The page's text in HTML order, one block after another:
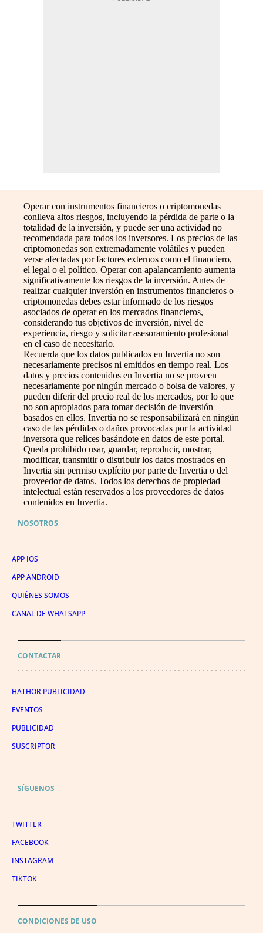
Operar con instrumentos financieros o criptomonedas
conlleva altos riesgos, incluyendo la pérdida de parte o la
totalidad de la inversión, y puede ser una actividad no
recomendada para todos los inversores. Los precios de las
criptomonedas son extremadamente volátiles y pueden
verse afectadas por factores externos como el financiero,
el legal o el político. Operar con apalancamiento aumenta
significativamente los riesgos de la inversión. Antes de
realizar cualquier inversión en instrumentos financieros o
criptomonedas debes estar informado de los riesgos
asociados de operar en los mercados financieros,
considerando tus objetivos de inversión, nivel de
experiencia, riesgo y solicitar asesoramiento profesional
en el caso de necesitarlo.
Recuerda que los datos publicados en Invertia no son
necesariamente precisos ni emitidos en tiempo real. Los
datos y precios contenidos en Invertia no se proveen
necesariamente por ningún mercado o bolsa de valores, y
pueden diferir del precio real de los mercados, por lo que
no son apropiados para tomar decisión de inversión
basados en ellos. Invertia no se responsabilizará en ningún
caso de las pérdidas o daños provocadas por la actividad
inversora que relices basándote en datos de este portal.
Queda prohibido usar, guardar, reproducir, mostrar,
modificar, transmitir o distribuir los datos mostrados en
Invertia sin permiso explícito por parte de Invertia o del
proveedor de datos. Todos los derechos de propiedad
intelectual están reservados a los proveedores de datos
contenidos en Invertia.
NOSOTROS
APP IOS
APP ANDROID
QUIÉNES SOMOS
CANAL DE WHATSAPP
CONTACTAR
HATHOR PUBLICIDAD
EVENTOS
PUBLICIDAD
SUSCRIPTOR
SÍGUENOS
TWITTER
FACEBOOK
INSTAGRAM
TIKTOK
CONDICIONES DE USO